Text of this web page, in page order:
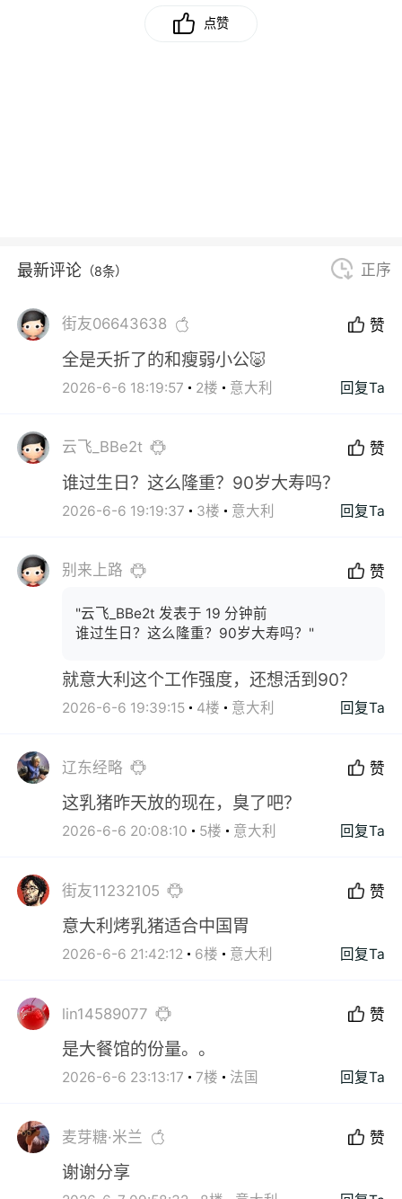
点赞
最新评论 （8条） 正序
街友06643638 赞
全是夭折了的和瘦弱小公🐷
2026-6-6 18:19:57 2楼 意大利 回复Ta
云飞_BBe2t 赞
谁过生日？这么隆重？90岁大寿吗？
2026-6-6 19:19:37 3楼 意大利 回复Ta
别来上路 赞
"云飞_BBe2t 发表于 19 分钟前
谁过生日？这么隆重？90岁大寿吗？"
就意大利这个工作强度，还想活到90？
2026-6-6 19:39:15 4楼 意大利 回复Ta
辽东经略 赞
这乳猪昨天放的现在，臭了吧？
2026-6-6 20:08:10 5楼 意大利 回复Ta
街友11232105 赞
意大利烤乳猪适合中国胃
2026-6-6 21:42:12 6楼 意大利 回复Ta
lin14589077 赞
是大餐馆的份量。。
2026-6-6 23:13:17 7楼 法国 回复Ta
麦芽糖·米兰 赞
谢谢分享